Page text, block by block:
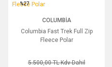
%27
COLUMBIA
Columbia Fast Trek Full Zip
Fleece Polar
5.500,00 TLKdv Dahil